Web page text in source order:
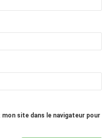
site dans le navigateur pour